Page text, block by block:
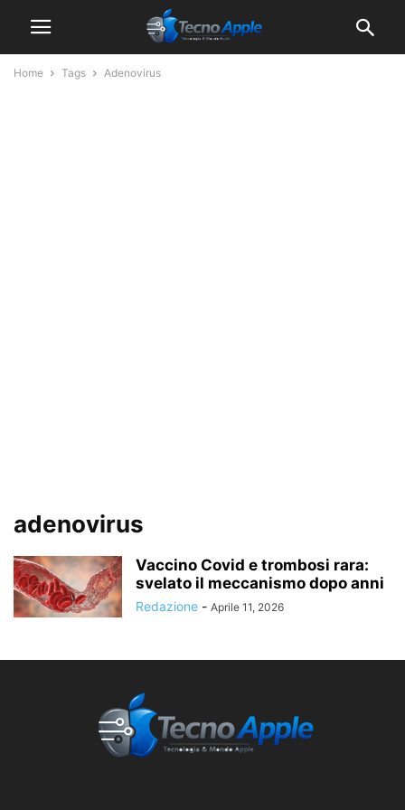
Home Tags Adenovirus
adenovirus
Vaccino Covid e trombosi rara:
svelato il meccanismo dopo anni
Redazione - Aprile 11, 2026